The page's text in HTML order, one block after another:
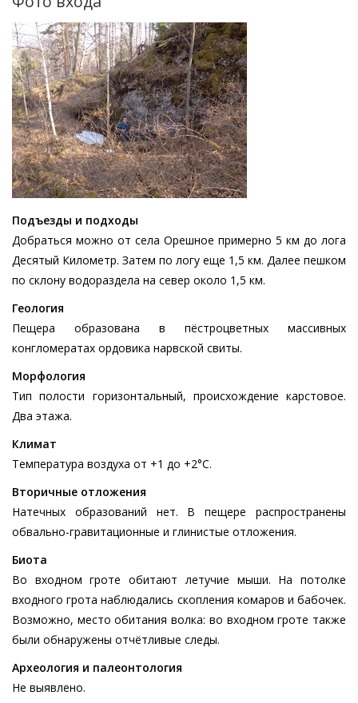
Изображение
Подъезды и подходы
Добраться можно от села Орешное примерно 5 км до лога
Десятый Километр. Затем по логу еще 1,5 км. Далее пешком
по склону водораздела на север около 1,5 км.
Геология
Пещера образована в пёстроцветных массивных
конгломератах ордовика нарвской свиты.
Морфология
Тип полости горизонтальный, происхождение карстовое.
Два этажа.
Климат
Температура воздуха от +1 до +2°С.
Вторичные отложения
Натечных образований нет. В пещере распространены
обвально-гравитационные и глинистые отложения.
Биота
Во входном гроте обитают летучие мыши. На потолке
входного грота наблюдались скопления комаров и бабочек.
Возможно, место обитания волка: во входном гроте также
были обнаружены отчётливые следы.
Археология и палеонтология
Не выявлено.